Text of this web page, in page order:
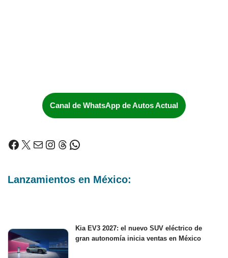
Canal de WhatsApp de Autos Actual
Lanzamientos en México:
Kia EV3 2027: el nuevo SUV eléctrico de
gran autonomía inicia ventas en México